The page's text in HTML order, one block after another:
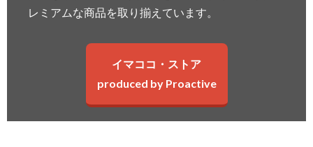
レミアムな商品を取り揃えています。
イマココ・ストア
produced by Proactive